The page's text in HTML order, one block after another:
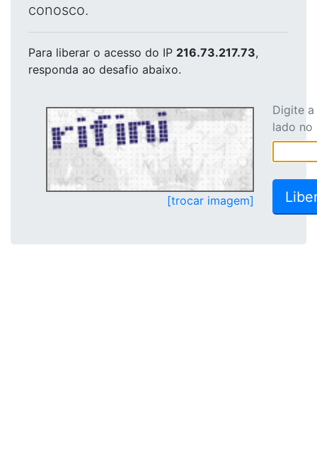
conosco.
Para liberar o acesso do IP 216.73.217.73,
responda ao desafio abaixo.
[trocar imagem]
Digite
lado no